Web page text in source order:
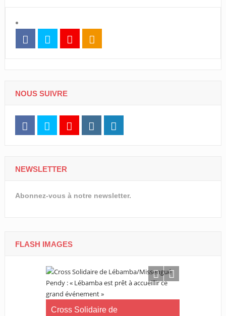
NOUS SUIVRE
NEWSLETTER
Abonnez-vous à notre newsletter.
FLASH IMAGES
Cross Solidaire de